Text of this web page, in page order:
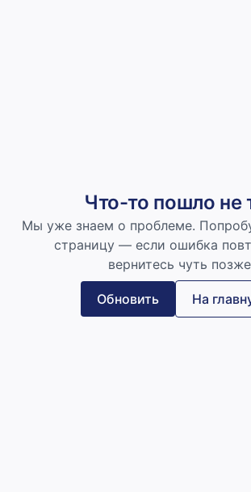
Что-то пошло не
Мы уже знаем о проблеме.
страницу — если ошибка
вернитесь чуть
Обновить На